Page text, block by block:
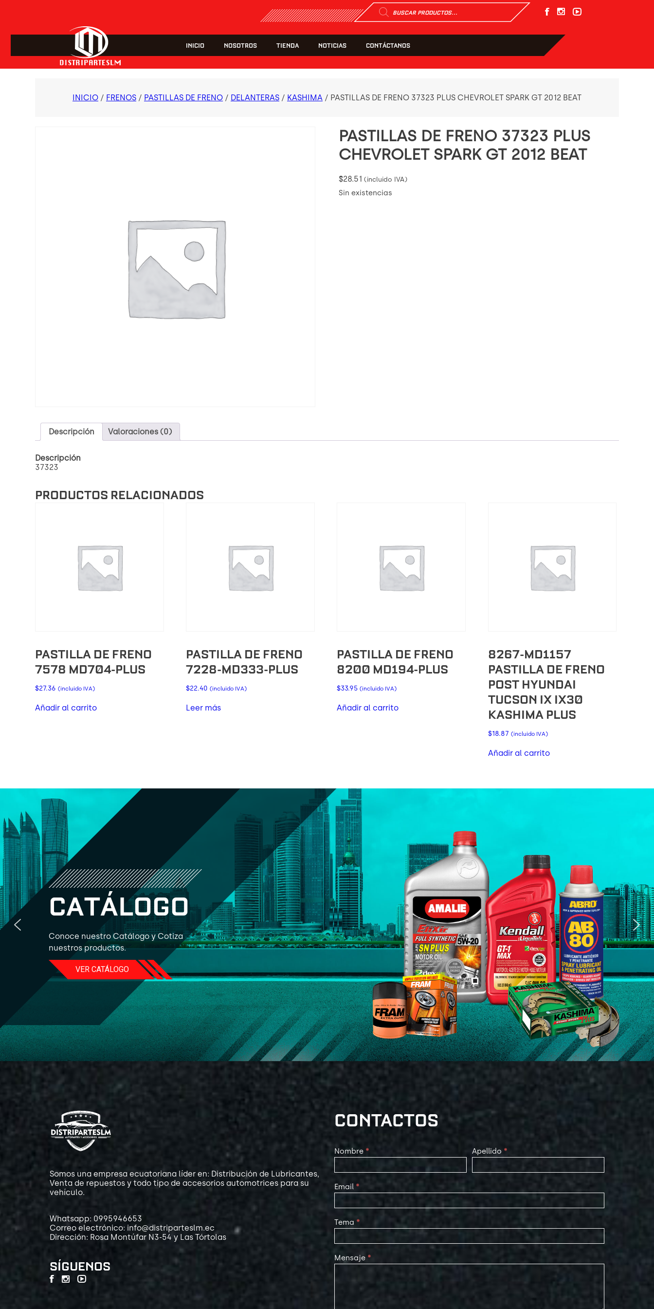
Búsqueda
de
productos
INICIO NOSOTROS TIENDA NOTICIAS CONTÁCTANOS
INICIO / FRENOS / PASTILLAS DE FRENO / DELANTERAS / KASHIMA / PASTILLAS DE FRENO 37323 PLUS CHEVROLET SPARK GT 2012 BEAT
PASTILLAS DE FRENO 37323 PLUS
CHEVROLET SPARK GT 2012 BEAT
$28.51 (incluido IVA)
Sin existencias
Descripción Valoraciones (0)
Descripción
37323
PRODUCTOS RELACIONADOS
PASTILLA DE FRENO
7578 MD704-PLUS
$27.36 (incluido IVA)
Añadir al carrito
PASTILLA DE FRENO
7228-MD333-PLUS
$22.40 (incluido IVA)
Leer más
PASTILLA DE FRENO
8200 MD194-PLUS
$33.95 (incluido IVA)
Añadir al carrito
8267-MD1157
PASTILLA DE FRENO
POST HYUNDAI
TUCSON IX IX30
KASHIMA PLUS
$18.87 (incluido IVA)
Añadir al carrito
CATÁLOGO
Conoce nuestro Catálogo y Cotiza
nuestros productos.
VER CATÁLOGO
Somos una empresa ecuatoriana líder en: Distribución de Lubricantes,
Venta de repuestos y todo tipo de accesorios automotrices para su
vehículo.
Whatsapp: 0995946653
Correo electrónico: info@distriparteslm.ec
Dirección: Rosa Montúfar N3-54 y Las Tórtolas
SÍGUENOS
CONTACTOS
Contact
Us
Nombre * Apellido *
Email *
Tema *
Mensaje *